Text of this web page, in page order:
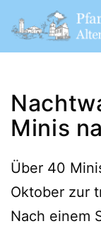
Inhalt
Familie"
Altenstadt
a.
d.
W.
Minis
Über 40
Oktober zur
Nach einem